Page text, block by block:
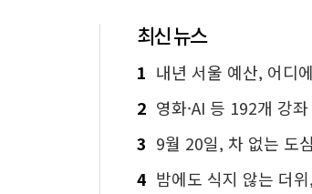
최신 뉴스
1 내년 서울 예산, 어디에 쓰면 좋
2 영화·AI 등 192개 강좌 쏟아진다! 서
3 9월 20일, 차 없는 도심 걸어요…'서울 걷
4 밤에도 식지 않는 더위, 도시를 식